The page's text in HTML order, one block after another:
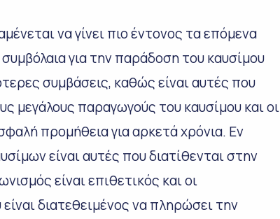
να γίνει πιο έντονος τα επόμενα
για την παράδοση του καυσίμου
συμβάσεις, καθώς είναι αυτές που
μεγάλους παραγωγούς του καυσίμου και οι
προμήθεια για αρκετά χρόνια. Εν
είναι αυτές που διατίθενται στην
είναι επιθετικός και οι
διατεθειμένος να πληρώσει την